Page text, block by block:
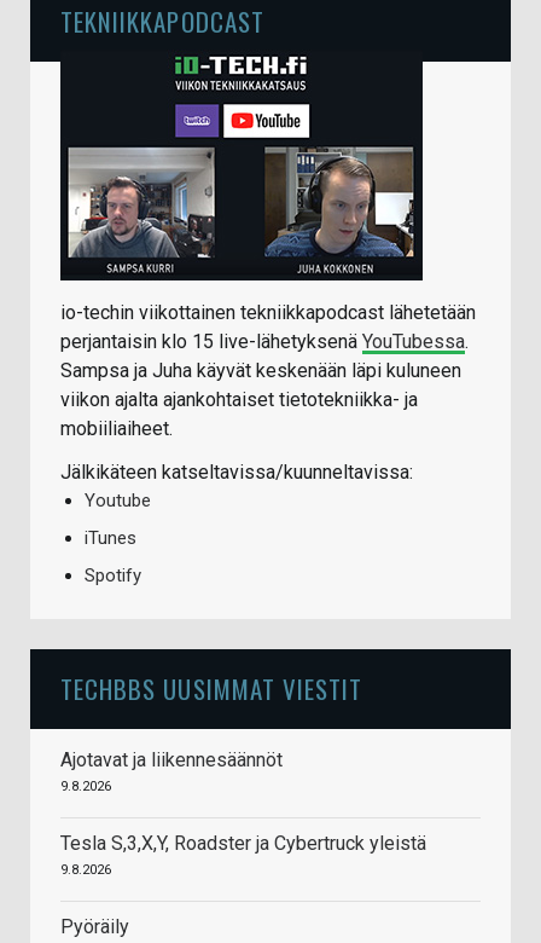
TEKNIIKKAPODCAST
io-techin viikottainen tekniikkapodcast lähetetään
perjantaisin klo 15 live-lähetyksenä YouTubessa.
Sampsa ja Juha käyvät keskenään läpi kuluneen
viikon ajalta ajankohtaiset tietotekniikka- ja
mobiiliaiheet.
Jälkikäteen katseltavissa/kuunneltavissa:
Youtube
iTunes
Spotify
TECHBBS UUSIMMAT VIESTIT
Ajotavat ja liikennesäännöt
9.8.2026
Tesla S,3,X,Y, Roadster ja Cybertruck yleistä
9.8.2026
Pyöräily